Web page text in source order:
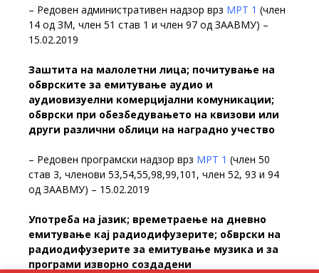
– Редовен административен надзор врз МРТ 1 (член
14 од ЗМ, член 51 став 1 и член 97 од ЗААВМУ) –
15.02.2019
Заштита на малолетни лица; почитување на
обврските за емитување аудио и
аудиовизуелни комерцијални комуникации;
обврски при обезбедувањето на квизови или
други различни облици на наградно учество
– Редовен програмски надзор врз МРТ 1 (член 50
став 3, членови 53,54,55,98,99,101, член 52, 93 и 94
од ЗААВМУ) – 15.02.2019
Употреба на јазик; времетраење на дневно
емитување кај радиодифузерите; обврски на
радиодифузерите за емитување музика и за
програми изворно создадени